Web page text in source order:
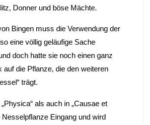
Donner und böse Mächte.
Bingen muss die Verwendung der
eine völlig geläufige Sache
doch hatte sie noch einen ganz
auf die Pflanze, die den weiteren
trägt.
als auch in „Causae et
Nesselpflanze Eingang und wird